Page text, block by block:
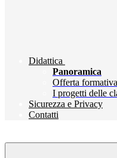
Didattica
Panoramica
Offerta formativa
I progetti delle
Sicurezza e Privacy
Contatti